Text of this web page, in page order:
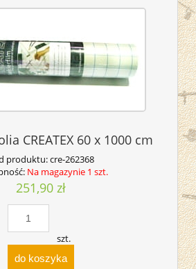
CREATEX 60 x 1000 cm
produktu:cre-262368
Na magazynie 1 szt.
251,90 zł
szt.
do koszyka